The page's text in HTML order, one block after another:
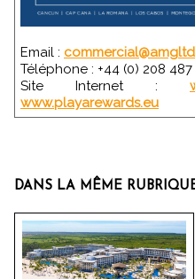
Email :
Téléphone : +44 (0) 208
Site Internet :
www.playarewards.eu
DANS LA MÊME